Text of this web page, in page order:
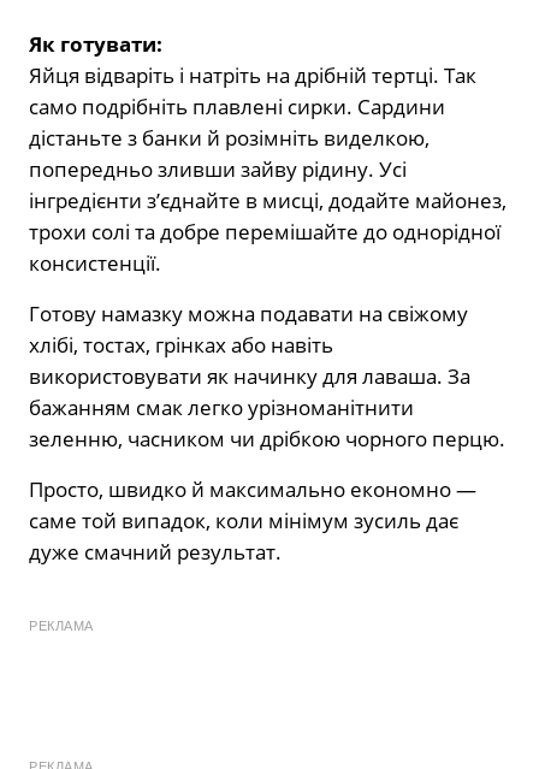
Як готувати:
Яйця відваріть і натріть на дрібній тертці. Так
само подрібніть плавлені сирки. Сардини
дістаньте з банки й розімніть виделкою,
попередньо зливши зайву рідину. Усі
інгредієнти з’єднайте в мисці, додайте майонез,
трохи солі та добре перемішайте до однорідної
консистенції.
Готову намазку можна подавати на свіжому
хлібі, тостах, грінках або навіть
використовувати як начинку для лаваша. За
бажанням смак легко урізноманітнити
зеленню, часником чи дрібкою чорного перцю.
Просто, швидко й максимально економно —
саме той випадок, коли мінімум зусиль дає
дуже смачний результат.
РЕКЛАМА